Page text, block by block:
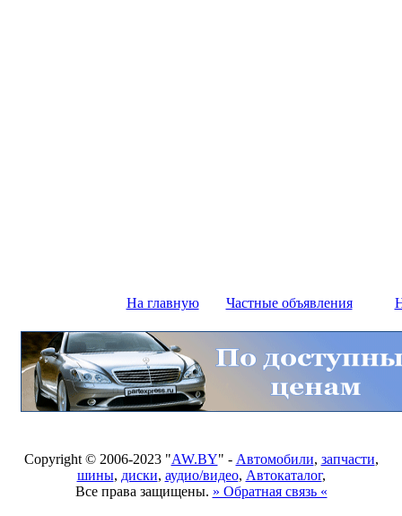
На главную Частные объявления
Copyright © 2006-2023 "AW.BY" - Автомобили, запчасти,
шины, диски, аудио/видео, Автокаталог,
Все права защищены. » Обратная связь «